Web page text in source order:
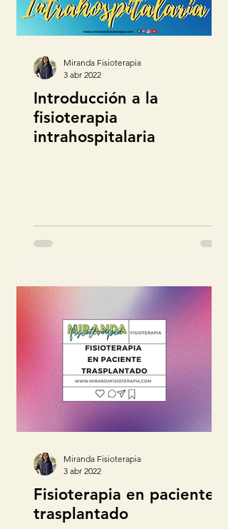
Introducción a la
fisioterapia
intrahospitalaria
Miranda Fisioterapia
3 abr 2022
Fisioterapia en paciente
trasplantado
Miranda Fisioterapia
3 abr 2022